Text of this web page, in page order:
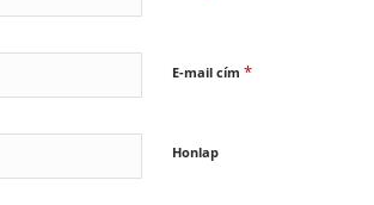
E-mail cím *
Honlap